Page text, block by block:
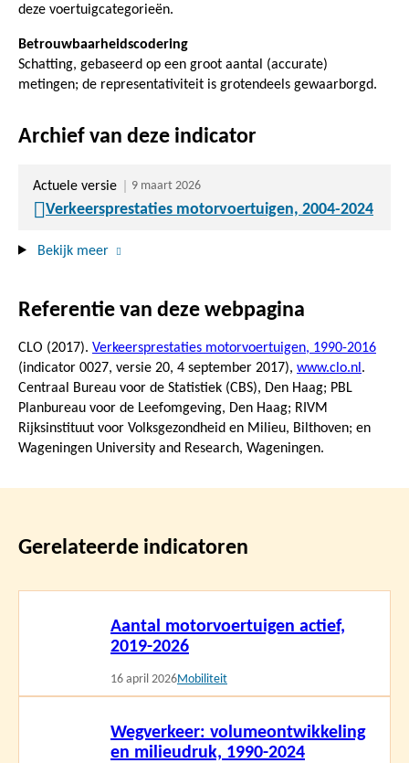
deze voertuigcategorieën.
Betrouwbaarheidscodering
Schatting, gebaseerd op een groot aantal (accurate)
metingen; de representativiteit is grotendeels gewaarborgd.
Archief van deze indicator
Actuele versie 9 maart 2026
Verkeersprestaties motorvoertuigen, 2004-2024
Bekijk meer
Referentie van deze webpagina
CLO (2017). Verkeersprestaties motorvoertuigen, 1990-2016
(indicator 0027, versie 20, 4 september 2017), www.clo.nl .
Centraal Bureau voor de Statistiek (CBS), Den Haag; PBL
Planbureau voor de Leefomgeving, Den Haag; RIVM
Rijksinstituut voor Volksgezondheid en Milieu, Bilthoven; en
Wageningen University and Research, Wageningen.
Gerelateerde indicatoren
Aantal motorvoertuigen actief,
2019-2026
16 april 2026Mobiliteit
Wegverkeer: volumeontwikkeling
en milieudruk, 1990-2024